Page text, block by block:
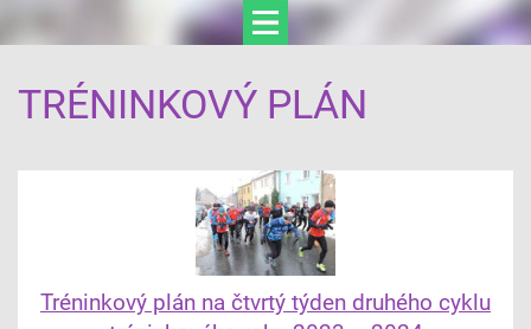
TRÉNINKOVÝ PLÁN
Tréninkový plán na čtvrtý týden druhého cyklu